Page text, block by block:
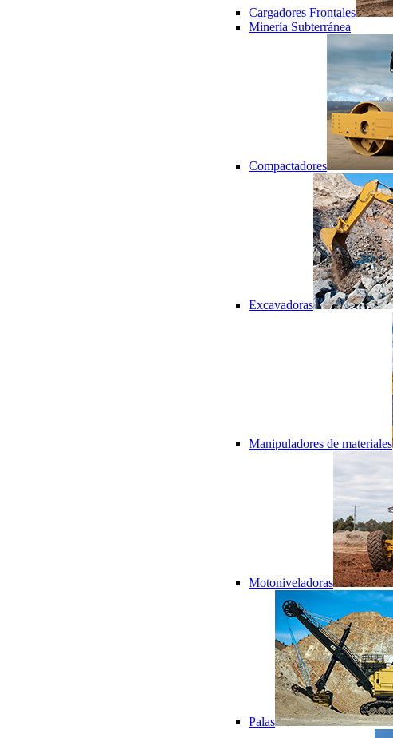
Cargadores Frontales
Minería Subterránea
Compactadores
Excavadoras
Manipuladores de materiales
Motoniveladoras
Palas